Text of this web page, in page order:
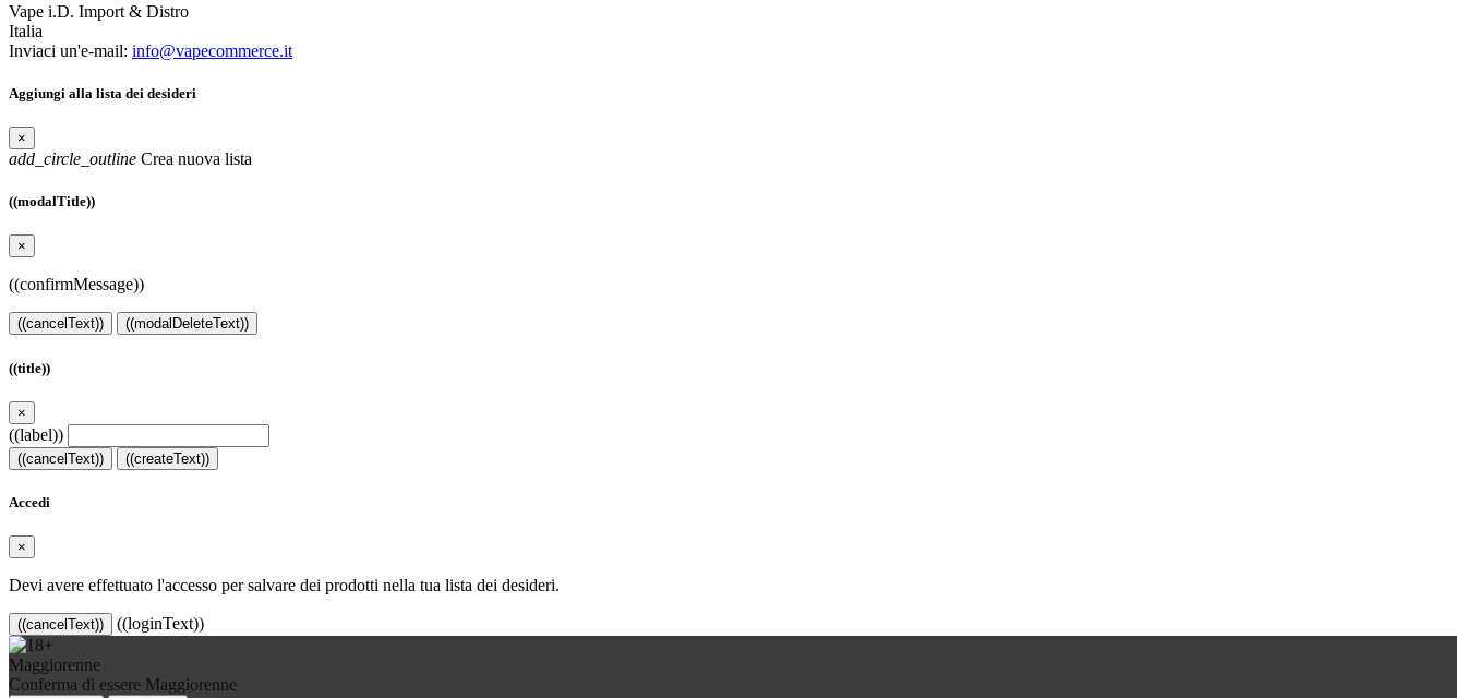
Vape i.D. Import & Distro
Italia
Inviaci un'e-mail: info@vapecommerce.it
Aggiungi alla lista dei desideri
×
add_circle_outline Crea nuova lista
((modalTitle))
×
((confirmMessage))
((cancelText)) ((modalDeleteText))
((title))
×
((label))
((cancelText)) ((createText))
Accedi
×
Devi avere effettuato l'accesso per salvare dei prodotti nella tua lista dei desideri.
((cancelText)) ((loginText))
Maggiorenne
Conferma di essere Maggiorenne